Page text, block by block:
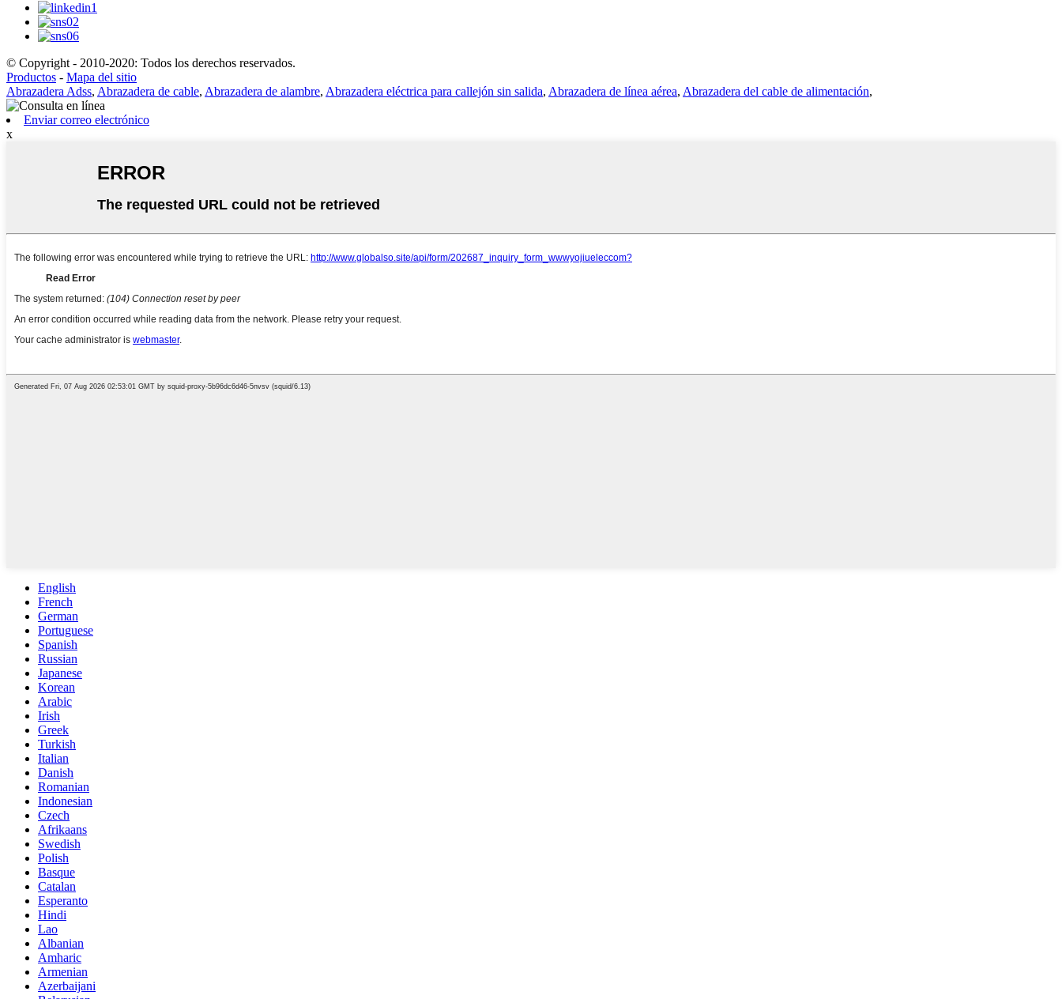
© Copyright - 2010-2020: Todos los derechos reservados.
Productos - Mapa del sitio
Abrazadera Adss, Abrazadera de cable, Abrazadera de alambre, Abrazadera eléctrica para callejón sin salida, Abrazadera de línea aérea, Abrazadera del cable de alimentación,
Enviar correo electrónico
x
English
French
German
Portuguese
Spanish
Russian
Japanese
Korean
Arabic
Irish
Greek
Turkish
Italian
Danish
Romanian
Indonesian
Czech
Afrikaans
Swedish
Polish
Basque
Catalan
Esperanto
Hindi
Lao
Albanian
Amharic
Armenian
Azerbaijani